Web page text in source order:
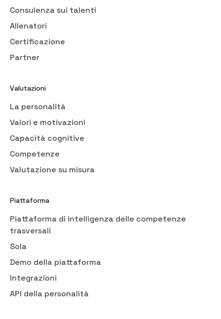
Consulenza sui talenti
Allenatori
Certificazione
Partner
Valutazioni
La personalità
Valori e motivazioni
Capacità cognitive
Competenze
Valutazione su misura
Piattaforma
Piattaforma di intelligenza delle competenze
trasversali
Sola
Demo della piattaforma
Integrazioni
API della personalità